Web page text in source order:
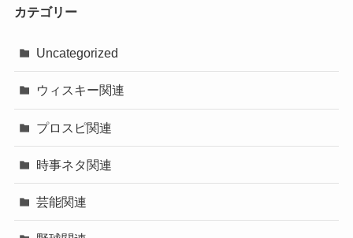
カテゴリー
Uncategorized
ウィスキー関連
プロスピ関連
時事ネタ関連
芸能関連